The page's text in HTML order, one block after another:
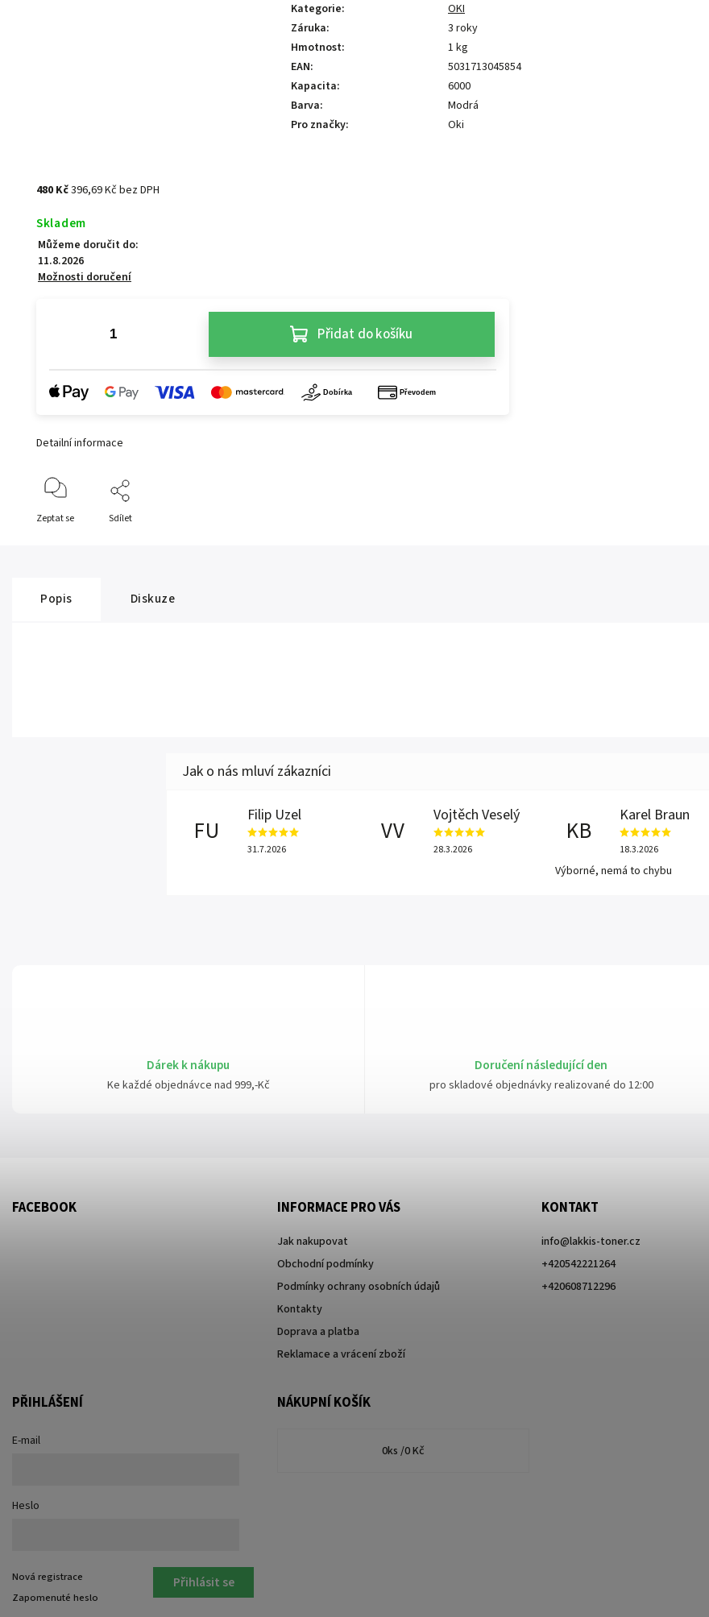
Kategorie:
OKI
Záruka:
3 roky
Hmotnost:
1 kg
EAN:
5031713045854
Kapacita:
6000
Barva:
Modrá
Pro značky: Oki
480 Kč396,69 Kč bez DPH
Skladem
Můžeme doručit do:
11.8.2026
Možnosti doručení
Přidat do košíku
Detailní informace
Zeptat se Sdílet
Dárek k nákupu
Ke každé objednávce nad 999,-Kč
Doručení následující den
pro skladové objednávky realizované do 12:00
Popis Diskuze
FU
Filip Uzel
31.7.2026
VV
Vojtěch Veselý
28.3.2026
KB
Karel Braun
18.3.2026
Výborné, nemá to chybu
FACEBOOK INFORMACE PRO VÁS
Jak nakupovat
Obchodní podmínky
Podmínky ochrany osobních údajů
Kontakty
Doprava a platba
Reklamace a vrácení zboží
KONTAKT
info@lakkis-toner.cz
+420542221264
+420608712296
PŘIHLÁŠENÍ
E-mail
Heslo
Přihlásit se
Nová registrace
Zapomenuté heslo
NÁKUPNÍ KOŠÍK
0ks /0 Kč